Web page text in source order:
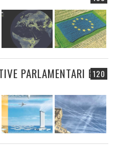
120
PARLAMENTARI E